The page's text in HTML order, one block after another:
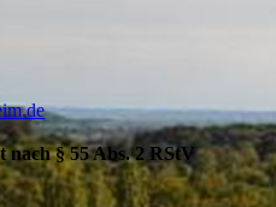
§ 55 Abs. 2 RStV